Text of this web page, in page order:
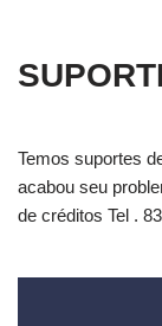
Temos suportes
acabou seu
de créditos Tel .